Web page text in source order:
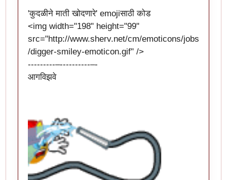
'कुदळीने माती खोदणारे' emojiसाठी कोड
<img width="198" height="99"
src="http://www.sherv.net/cm/emoticons/jobs
/digger-smiley-emoticon.gif" />
---------–----------–-
आगविझवे